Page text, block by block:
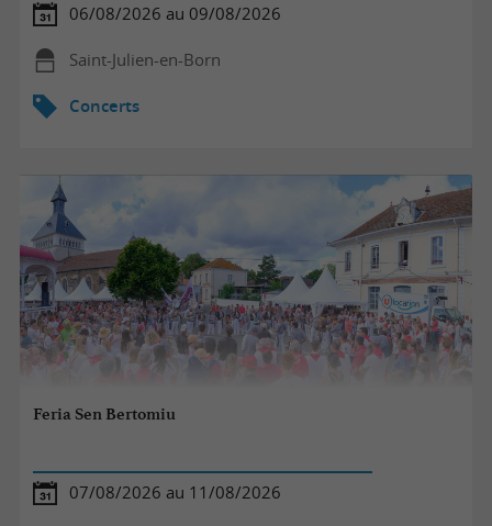
06/08/2026 au 09/08/2026
Saint-Julien-en-Born
Concerts
Feria Sen Bertomiu
07/08/2026 au 11/08/2026